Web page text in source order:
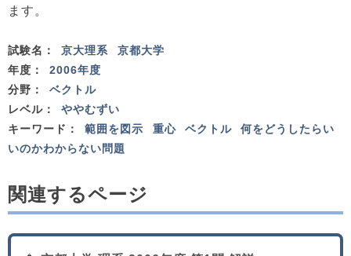
ます。
試験名： 京大理系
京都大学
年度：
2006年度
分野：
ベクトル
レベル：
ややむずい
キーワード：
範囲を図示 重心 ベクトル
何をどうしたらい
いのかわからない問題
関連するページ